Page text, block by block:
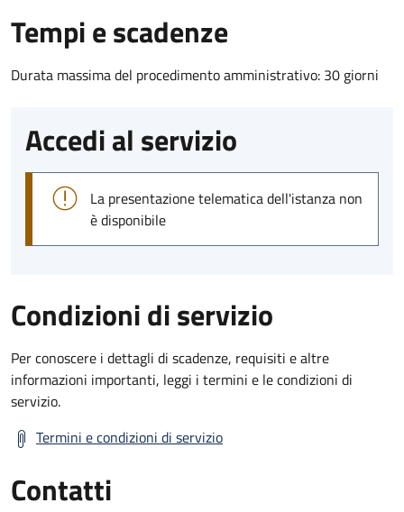
Tempi e scadenze
Durata massima del procedimento amministrativo: 30 giorni
Accedi al servizio
La presentazione telematica dell'istanza non
è disponibile
Condizioni di servizio
Per conoscere i dettagli di scadenze, requisiti e altre
informazioni importanti, leggi i termini e le condizioni di
servizio.
Termini e condizioni di servizio
Contatti